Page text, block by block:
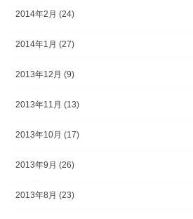
2014年2月 (24)
2014年1月 (27)
2013年12月 (9)
2013年11月 (13)
2013年10月 (17)
2013年9月 (26)
2013年8月 (23)